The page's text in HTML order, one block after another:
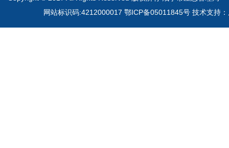
网站标识码:4212000017 鄂ICP备05011845号 技术支持